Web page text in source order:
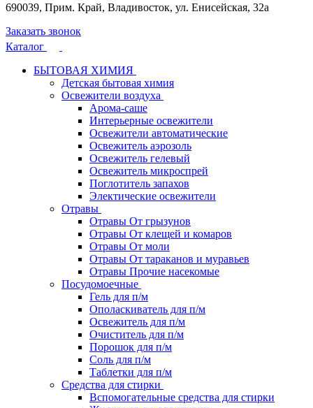
690039, Прим. Край, Владивосток, ул. Енисейская, 32а
Заказать звонок
Каталог
БЫТОВАЯ ХИМИЯ
Детская бытовая химия
Освежители воздуха
Арома-саше
Интерьерные освежители
Освежители автоматические
Освежитель аэрозоль
Освежитель гелевый
Освежитель микроспрей
Поглотитель запахов
Электические освежители
Отравы
Отравы От грызунов
Отравы От клещей и комаров
Отравы От моли
Отравы От тараканов и муравьев
Отравы Прочие насекомые
Посудомоечные
Гель для п/м
Ополаскиватель для п/м
Освежитель для п/м
Очиститель для п/м
Порошок для п/м
Соль для п/м
Таблетки для п/м
Средства для стирки
Вспомогательные средства для стирки